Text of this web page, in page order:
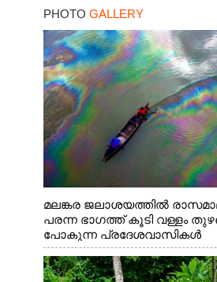
PHOTO GALLERY
മലങ്കര ജലാശയത്തിൽ
പരന്ന ഭാഗത്ത് കൂടി വള്ളം
പോകുന്ന പ്രദേശവാസികൾ